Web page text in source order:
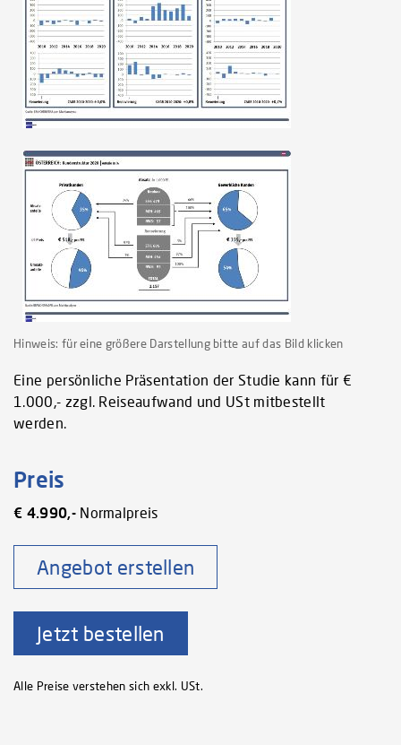
Hinweis: für eine größere Darstellung bitte auf das Bild klicken
Eine persönliche Präsentation der Studie kann für €
1.000,- zzgl. Reiseaufwand und USt mitbestellt
werden.
Preis
€ 4.990,-Normalpreis
Angebot erstellen
Jetzt bestellen
Alle Preise verstehen sich exkl. USt.